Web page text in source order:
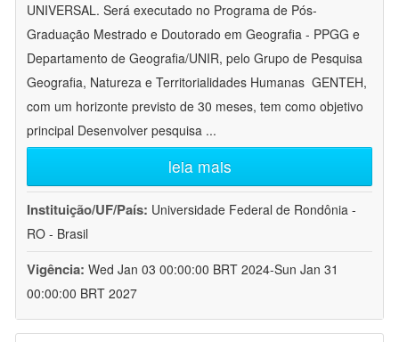
UNIVERSAL. Será executado no Programa de Pós-
Graduação Mestrado e Doutorado em Geografia - PPGG e
Departamento de Geografia/UNIR, pelo Grupo de Pesquisa
Geografia, Natureza e Territorialidades Humanas  GENTEH,
com um horizonte previsto de 30 meses, tem como objetivo
principal Desenvolver pesquisa ...
leia mais
Instituição/UF/País: Universidade Federal de Rondônia -
RO - Brasil
Vigência: Wed Jan 03 00:00:00 BRT 2024-Sun Jan 31
00:00:00 BRT 2027